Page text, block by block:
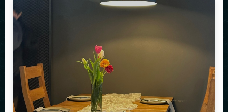
RENGINIŲ ERDVĖ
PARUOŠTAS MAISTAS ŠVENTĖMS
KONTAKTAI
REKVIZITŲ NUOMA
KĖDĖS
STALTIESĖS
VAZOS